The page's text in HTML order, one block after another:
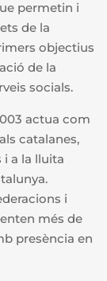
permetin i
de la
objectius
de la
socials.
actua com
catalanes,
i a la lluita
i
més de
presència en